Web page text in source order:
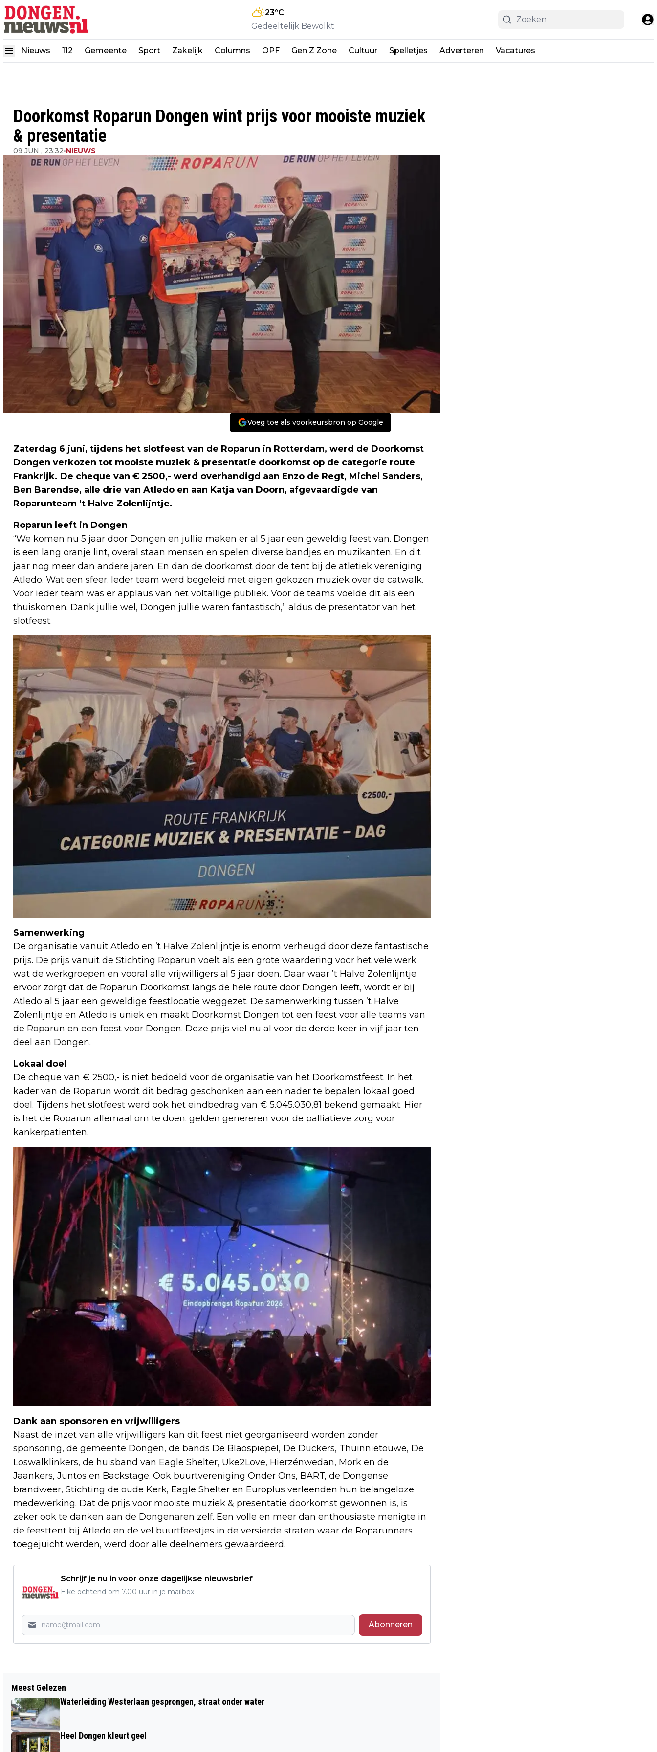
23°C
Gedeeltelijk Bewolkt
Nieuws 112 Gemeente Sport Zakelijk Columns OPF Gen Z Zone Cultuur Spelletjes Adverteren Vacatures
Doorkomst Roparun Dongen wint prijs voor mooiste muziek
& presentatie
09 JUN , 23:32•NIEUWS
Voeg toe als voorkeursbron op Google
Zaterdag 6 juni, tijdens het slotfeest van de Roparun in Rotterdam, werd de Doorkomst
Dongen verkozen tot mooiste muziek & presentatie doorkomst op de categorie route
Frankrijk. De cheque van € 2500,- werd overhandigd aan Enzo de Regt, Michel Sanders,
Ben Barendse, alle drie van Atledo en aan Katja van Doorn, afgevaardigde van
Roparunteam ’t Halve Zolenlijntje.
Roparun leeft in Dongen
“We komen nu 5 jaar door Dongen en jullie maken er al 5 jaar een geweldig feest van. Dongen
is een lang oranje lint, overal staan mensen en spelen diverse bandjes en muzikanten. En dit
jaar nog meer dan andere jaren. En dan de doorkomst door de tent bij de atletiek vereniging
Atledo. Wat een sfeer. Ieder team werd begeleid met eigen gekozen muziek over de catwalk.
Voor ieder team was er applaus van het voltallige publiek. Voor de teams voelde dit als een
thuiskomen. Dank jullie wel, Dongen jullie waren fantastisch,” aldus de presentator van het
slotfeest.
Samenwerking
De organisatie vanuit Atledo en ’t Halve Zolenlijntje is enorm verheugd door deze fantastische
prijs. De prijs vanuit de Stichting Roparun voelt als een grote waardering voor het vele werk
wat de werkgroepen en vooral alle vrijwilligers al 5 jaar doen. Daar waar ’t Halve Zolenlijntje
ervoor zorgt dat de Roparun Doorkomst langs de hele route door Dongen leeft, wordt er bij
Atledo al 5 jaar een geweldige feestlocatie weggezet. De samenwerking tussen ’t Halve
Zolenlijntje en Atledo is uniek en maakt Doorkomst Dongen tot een feest voor alle teams van
de Roparun en een feest voor Dongen. Deze prijs viel nu al voor de derde keer in vijf jaar ten
deel aan Dongen.
Lokaal doel
De cheque van € 2500,- is niet bedoeld voor de organisatie van het Doorkomstfeest. In het
kader van de Roparun wordt dit bedrag geschonken aan een nader te bepalen lokaal goed
doel. Tijdens het slotfeest werd ook het eindbedrag van € 5.045.030,81 bekend gemaakt. Hier
is het de Roparun allemaal om te doen: gelden genereren voor de palliatieve zorg voor
kankerpatiënten.
Dank aan sponsoren en vrijwilligers
Naast de inzet van alle vrijwilligers kan dit feest niet georganiseerd worden zonder
sponsoring, de gemeente Dongen, de bands De Blaospiepel, De Duckers, Thuinnietouwe, De
Loswalklinkers, de huisband van Eagle Shelter, Uke2Love, Hierzénwedan, Mork en de
Jaankers, Juntos en Backstage. Ook buurtvereniging Onder Ons, BART, de Dongense
brandweer, Stichting de oude Kerk, Eagle Shelter en Europlus verleenden hun belangeloze
medewerking. Dat de prijs voor mooiste muziek & presentatie doorkomst gewonnen is, is
zeker ook te danken aan de Dongenaren zelf. Een volle en meer dan enthousiaste menigte in
de feesttent bij Atledo en de vel buurtfeestjes in de versierde straten waar de Roparunners
toegejuicht werden, werd door alle deelnemers gewaardeerd.
Schrijf je nu in voor onze dagelijkse nieuwsbrief
Elke ochtend om 7.00 uur in je mailbox
Abonneren
NIEUW COLLEGE MET OPTIMISME AAN
DE SLAG MET GROTE UITDAGINGEN
Meest Gelezen
Waterleiding Westerlaan gesprongen, straat onder water
Heel Dongen kleurt geel